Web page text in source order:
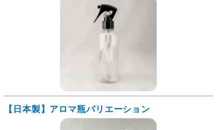
【日本製】アロマ瓶バリエーション